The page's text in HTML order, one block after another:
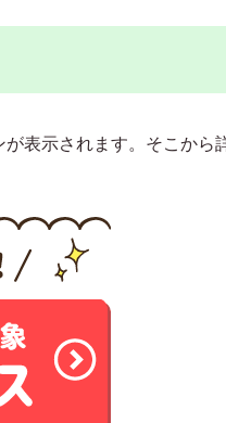
表示されます。そこから